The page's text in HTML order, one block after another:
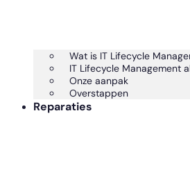
Wat is IT Lifecycle
IT Lifecycle Management
Onze aanpak
Overstappen
Reparaties